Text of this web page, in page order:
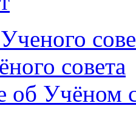
совета
об Учёном